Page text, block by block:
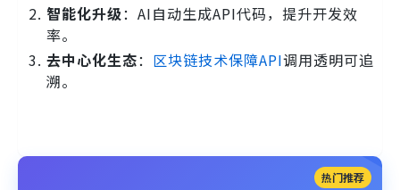
智能化升级：AI自动生成API代码，提升开发效
率。
去中心化生态： 区块链技术保障API调用透明可追
溯。
热门推荐